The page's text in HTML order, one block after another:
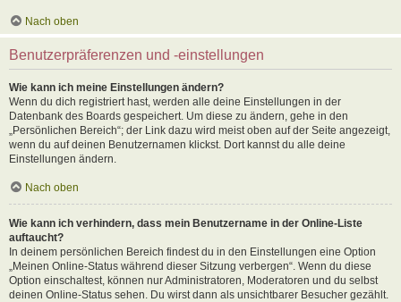
Nach oben
Benutzerpräferenzen und -einstellungen
Wie kann ich meine Einstellungen ändern?
Wenn du dich registriert hast, werden alle deine Einstellungen in der
Datenbank des Boards gespeichert. Um diese zu ändern, gehe in den
„Persönlichen Bereich“; der Link dazu wird meist oben auf der Seite angezeigt,
wenn du auf deinen Benutzernamen klickst. Dort kannst du alle deine
Einstellungen ändern.
Nach oben
Wie kann ich verhindern, dass mein Benutzername in der Online-Liste
auftaucht?
In deinem persönlichen Bereich findest du in den Einstellungen eine Option
„Meinen Online-Status während dieser Sitzung verbergen“. Wenn du diese
Option einschaltest, können nur Administratoren, Moderatoren und du selbst
deinen Online-Status sehen. Du wirst dann als unsichtbarer Besucher gezählt.